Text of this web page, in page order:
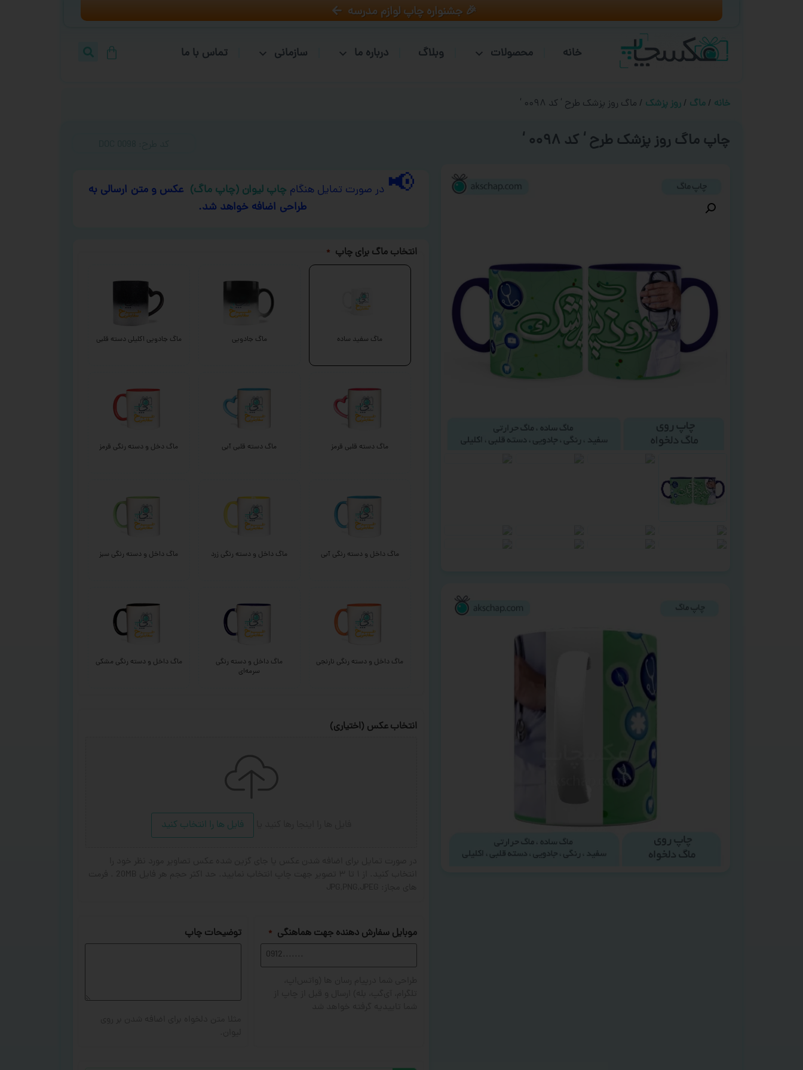
🎉 جشنواره چاپ لوازم مدرسه
خانه محصولات وبلاگ درباره ما سازمانی تماس با ما
خانه / ماگ / روز پزشک / ماگ روز پزشک طرح ‘ کد ۰۰۹۸ ‘
چاپ ماگ روز پزشک طرح ‘ کد ۰۰۹۸ ‘
📢 در صورت تمایل هنگام چاپ لیوان (چاپ ماگ) عکس و متن ارسالی به
طراحی اضافه خواهد شد.
انتخاب ماگ برای چاپ *
ماگ سفید ساده ماگ جادویی ماگ جادویی اکلیلی دسته قلبی
ماگ دسته قلبی قرمز ماگ دسته قلبی آبی ماگ دخل و دسته رنگی قرمز
ماگ داخل و دسته رنگی آبی ماگ داخل و دسته رنگی زرد ماگ داخل و دسته رنگی سبز
ماگ داخل و دسته رنگی نارنجی
ماگ داخل و دسته رنگی
سرمه‌ای
ماگ داخل و دسته رنگی مشکی
انتخاب عکس (اختیاری)
فایل ها را انتخاب کنید
موبایل سفارش دهنده جهت هماهنگی * توضیحات چاپ